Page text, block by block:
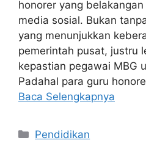
honorer yang
media sosial. Bukan
yang menunjukkan
pemerintah pusat, justru
kepastian pegawai MBG
Padahal para guru
Baca Selengkapnya
Kategori
Pendidikan